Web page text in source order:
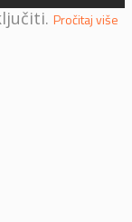
Pročitaj više